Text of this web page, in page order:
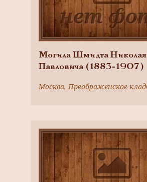
Могила Шмидта Николая
Павловича (1883-1907)